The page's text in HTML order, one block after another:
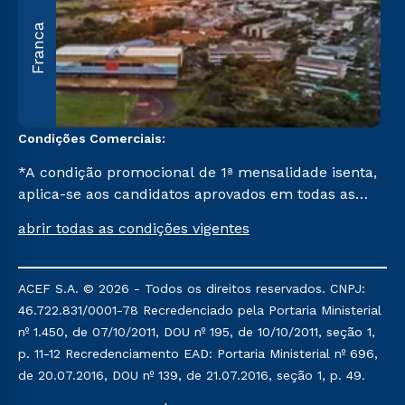
Franca
Condições Comerciais:
*A condição promocional de 1ª mensalidade isenta,
aplica-se aos candidatos aprovados em todas as
agendada, que ofertam bolsas de até 50% de
que ainda não tenham efetivado e/ou não tenham
cancelado ou trancado sua matrícula em uma das
Instituições da Cruzeiro do Sul Educacional, no
período de um ano. Tais condições não se aplicam
aos cursos de Medicina, e também para
abrir todas as condições vigentes
ACEF S.A. © 2026 - Todos os direitos reservados. CNPJ:
46.722.831/0001-78 Recredenciado pela Portaria Ministerial
nº 1.450, de 07/10/2011, DOU nº 195, de 10/10/2011, seção 1,
p. 11-12 Recredenciamento EAD: Portaria Ministerial nº 696,
de 20.07.2016, DOU nº 139, de 21.07.2016, seção 1, p. 49.